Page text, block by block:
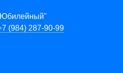
(984) 287-90-99